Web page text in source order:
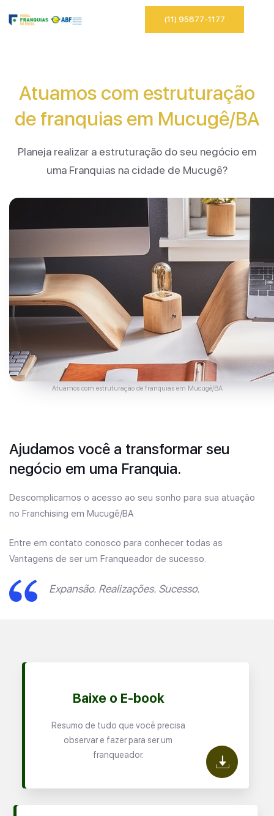
(11) 95877-1177
Atuamos com estruturação
de franquias em Mucugê/BA
Planeja realizar a estruturação do seu negócio em
uma Franquias na cidade de Mucugê?
Atuamos com estruturação de franquias em Mucugê/BA
Ajudamos você a transformar seu
negócio em uma Franquia.
Descomplicamos o acesso ao seu sonho para sua atuação
no Franchising em Mucugê/BA
Entre em contato conosco para conhecer todas as
Vantagens de ser um Franqueador de sucesso.
Expansão. Realizações. Sucesso.
Baixe o E-book
Resumo de tudo que você precisa
observar e fazer para ser um
franqueador.